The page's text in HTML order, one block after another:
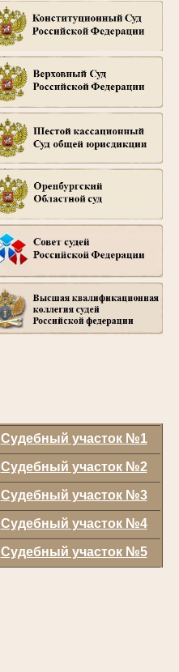
Судебный участок №1
Судебный участок №2
Судебный участок №3
Судебный участок №4
Судебный участок №5